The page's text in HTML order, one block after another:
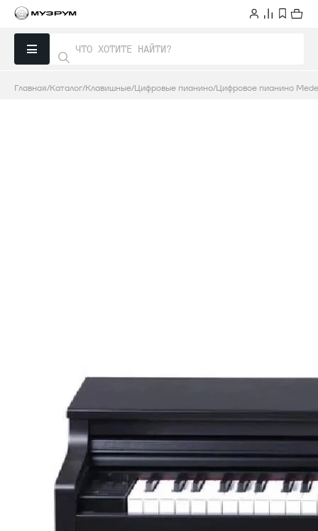
Главная Каталог Клавишные Цифровые пианино Цифровое пианино